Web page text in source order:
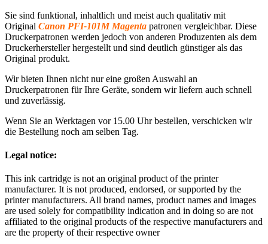
Sie sind funktional, inhaltlich und meist auch qualitativ mit
Original Canon PFI-101M Magenta patronen vergleichbar. Diese
Druckerpatronen werden jedoch von anderen Produzenten als dem
Druckerhersteller hergestellt und sind deutlich günstiger als das
Original produkt.
Wir bieten Ihnen nicht nur eine großen Auswahl an
Druckerpatronen für Ihre Geräte, sondern wir liefern auch schnell
und zuverlässig.
Wenn Sie an Werktagen vor 15.00 Uhr bestellen, verschicken wir
die Bestellung noch am selben Tag.
Legal notice:
This ink cartridge is not an original product of the printer
manufacturer. It is not produced, endorsed, or supported by the
printer manufacturers. All brand names, product names and images
are used solely for compatibility indication and in doing so are not
affiliated to the original products of the respective manufacturers and
are the property of their respective owner